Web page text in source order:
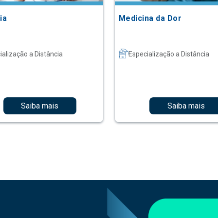
a Distância
Saiba mais
Medicina da Dor
Especialização a Distância
Saiba mais